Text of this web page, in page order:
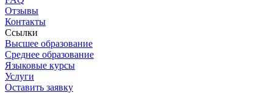
Отзывы
Контакты
Ссылки
Высшее образование
Среднее образование
Языковые курсы
Услуги
Оставить заявку